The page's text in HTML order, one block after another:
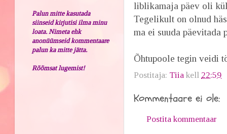
liblikamaja päev oli
Tegelikult on olnud
ma ei suuda
Õhtupoole tegin
Postitaja: Tiia kell 22:59
Kommentaare ei ole:
Postita kommentaar
Palun mitte kasutada
siinseid kirjutisi ilma minu
loata. Nimeta ehk
anonüümseid kommentaare
palun ka mitte jätta.
Rõõmsat lugemist!